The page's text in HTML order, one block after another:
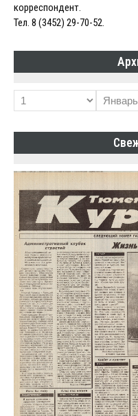
корреспондент.
Тел. 8 (3452) 29-70-52.